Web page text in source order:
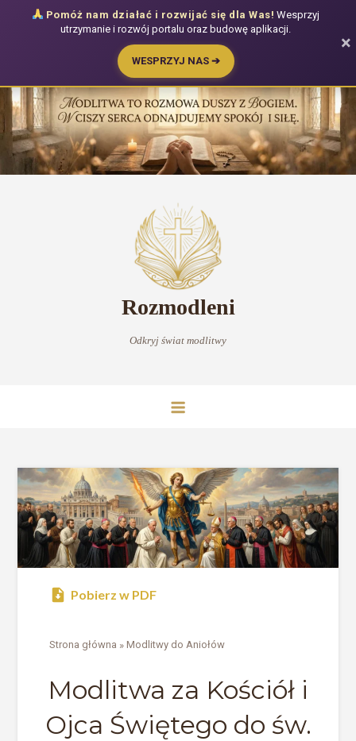
do
treści
Rozmodleni
Odkryj świat modlitwy
Pobierz w PDF
Strona główna »Modlitwy do Aniołów
Modlitwa za Kościół i
Ojca Świętego do św.
Pomóż nam działać i rozwijać się dla Was! Wesprzyj
utrzymanie i rozwój portalu oraz budowę aplikacji.
WESPRZYJ NAS ➔
×